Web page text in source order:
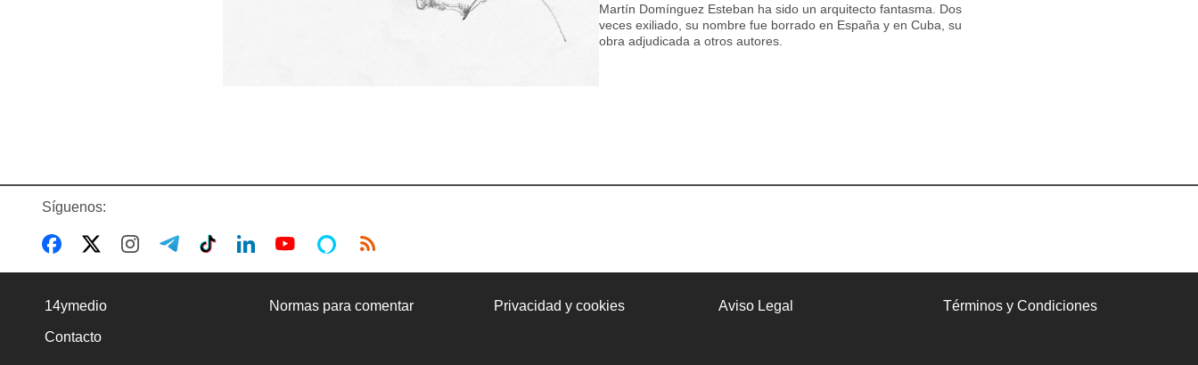
Martín Domínguez Esteban ha sido un arquitecto fantasma. Dos
veces exiliado, su nombre fue borrado en España y en Cuba, su
obra adjudicada a otros autores.
Síguenos:
14ymedio Normas para comentar Privacidad y cookies Aviso Legal Términos y Condiciones
Contacto